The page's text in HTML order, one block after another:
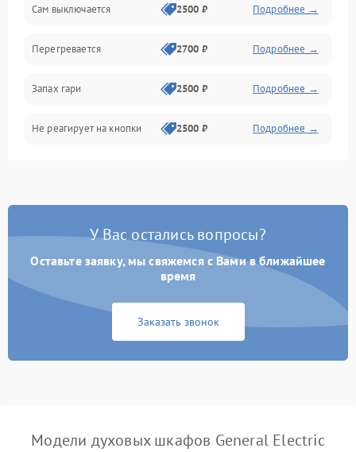
Сам выключается 2500 ₽ Подробнее →
Перегревается 2700 ₽ Подробнее →
Запах гари 2500 ₽ Подробнее →
Не реагирует на кнопки 2500 ₽ Подробнее →
У Вас остались вопросы?
Оставьте заявку, мы свяжемся с Вами в ближайшее
время
Заказать звонок
Модели духовых шкафов General Electric